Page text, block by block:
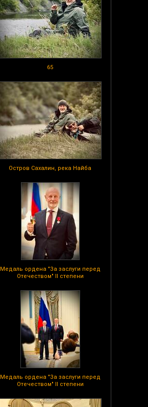
65
Остров Сахалин, река Найба
Медаль ордена "За заслуги перед
Отечеством" II степени
Медаль ордена "За заслуги перед
Отечеством" II степени